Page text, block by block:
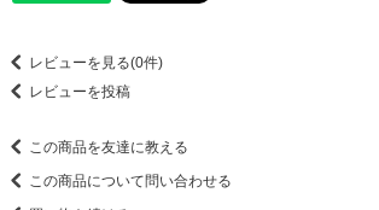
レビューを見る(0件)
レビューを投稿
この商品を友達に教える
この商品について問い合わせる